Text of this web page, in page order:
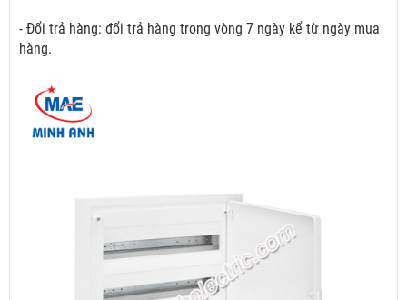
- Đổi trả hàng: đổi trả hàng trong vòng 7 ngày kể từ ngày mua
hàng.